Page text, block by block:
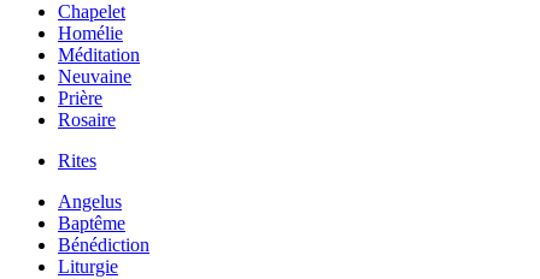
Chapelet
Homélie
Méditation
Neuvaine
Prière
Rosaire
Rites
Angelus
Baptême
Bénédiction
Liturgie